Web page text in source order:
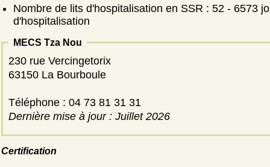
Nombre de lits d'hospitalisation en SSR : 52 - 6573
d'hospitalisation
MECS Tza Nou
230 rue Vercingetorix
63150 La Bourboule
Téléphone : 04 73 81 31 31
Dernière mise à jour : Juillet 2026
Certification